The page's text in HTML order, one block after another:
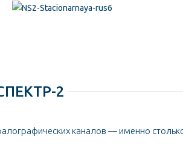
2
каналов — именно